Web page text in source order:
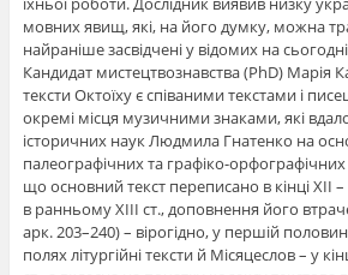
мовних явищ, які, на його думку, можна
найраніше засвідчені у відомих на
Кандидат мистецтвознавства (PhD) Марія
тексти Октоїху є співаними текстами і
окремі місця музичними знаками, які
історичних наук Людмила Гнатенко на
палеографічних та графіко-орфографічних
що основний текст переписано в кінці XІІ –
в ранньому XІІІ ст., доповнення його
арк. 203–240) – вірогідно, у першій половині
полях літургійні тексти й Місяцеслов – у